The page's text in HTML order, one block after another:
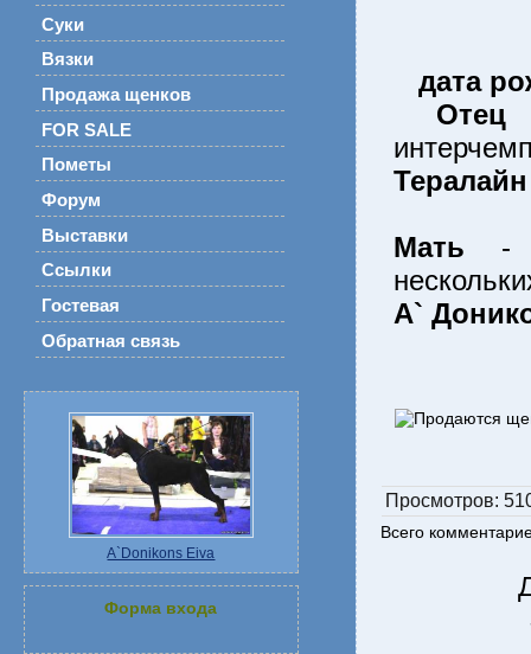
Суки
Вязки
Продажа щенков
FOR SALE
Пометы
Форум
Выставки
Ссылки
Гостевая
Обратная связь
A`Donikons Eiva
Форма входа
дата
Мать -
А`
Просмотров:
Всего